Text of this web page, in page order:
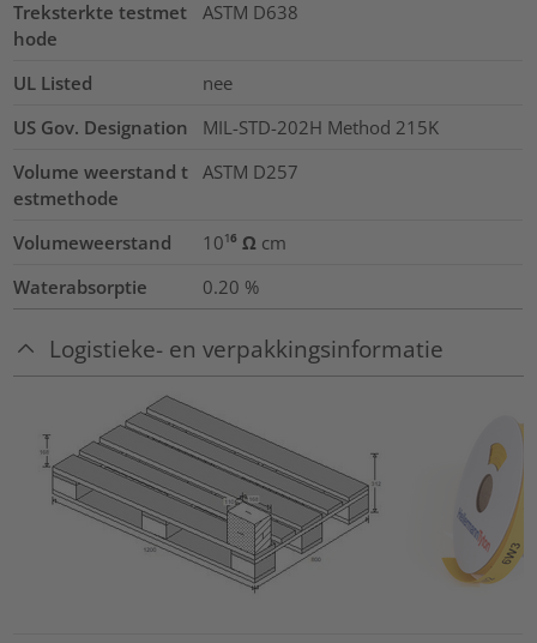
Treksterkte testmet
hode
ASTM D638
UL Listed
nee
US Gov. Designation
MIL-STD-202H Method 215K
Volume weerstand t
estmethode
ASTM D257
Volumeweerstand
10¹⁶ Ω cm
Waterabsorptie
0.20 %
Logistieke- en verpakkingsinformatie